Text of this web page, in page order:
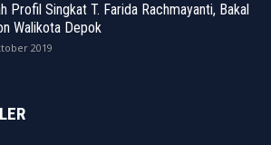
Profil Singkat T. Farida Rachmayanti, Bakal
Walikota Depok
2019